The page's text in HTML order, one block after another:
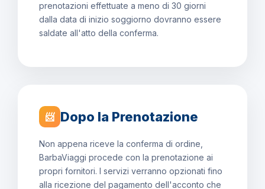
prenotazioni effettuate a meno di 30 giorni
dalla data di inizio soggiorno dovranno essere
saldate all'atto della conferma.
📨 Dopo la Prenotazione
Non appena riceve la conferma di ordine,
BarbaViaggi procede con la prenotazione ai
propri fornitori. I servizi verranno opzionati fino
alla ricezione del pagamento dell'acconto che